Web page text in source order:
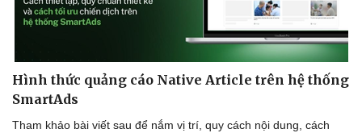
Hình thức quảng cáo Native Article trên hệ thống
SmartAds
Tham khảo bài viết sau để nắm vị trí, quy cách nội dung, cách